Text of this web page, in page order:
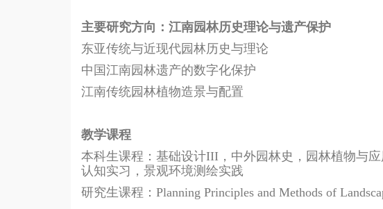
主要研究方向：江南园林历史理论与遗产保护
东亚传统与近现代园林历史与理论
中国江南园林遗产的数字化保护
江南传统园林植物造景与配置
教学课程
本科生课程：基础设计III，中外园林史，园林植物与
认知实习，景观环境测绘实践
研究生课程：Planning Principles and Methods of